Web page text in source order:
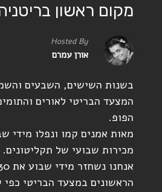
מקום ראשון
Hosted By
אורן עמרם
בשנות השישים, השבעים
המצעד הבריטי לאורים
הפופ.
מאות אמנים קמו ונפלו מידי
מכירות שבועי של תקליטונים.
הראשונים במצעד הבריטי כפי